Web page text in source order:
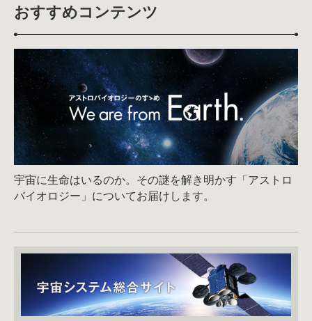
おすすめコンテンツ
宇宙に生命はいるのか。その謎を解き明かす「アストロ
バイオロジー」についてお届けします。